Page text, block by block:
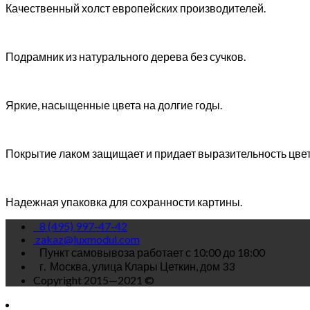
Качественный холст европейских производителей.
Подрамник из натурального дерева без сучков.
Яркие, насыщенные цвета на долгие годы.
Покрытие лаком защищает и придает выразительность
Надежная упаковка для сохранности картины.
8 (495) 997-47-42
zakaz@luxmodul.com
Пункт самовывоза работает с 10:00 до 18:00
г. Москва, улица Клары Цеткин, дом 33
Copyright 2015—2021 ©